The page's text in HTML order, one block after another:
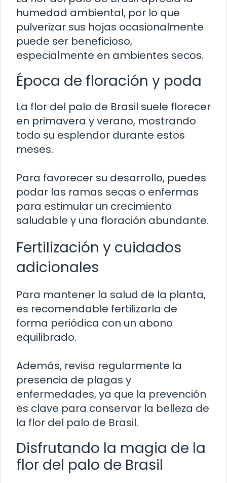
humedad ambiental, por lo que
pulverizar sus hojas ocasionalmente
puede ser beneficioso,
especialmente en ambientes secos.
Época de floración y poda
La flor del palo de Brasil suele florecer
en primavera y verano, mostrando
todo su esplendor durante estos
meses.
Para favorecer su desarrollo, puedes
podar las ramas secas o enfermas
para estimular un crecimiento
saludable y una floración abundante.
Fertilización y cuidados
adicionales
Para mantener la salud de la planta,
es recomendable fertilizarla de
forma periódica con un abono
equilibrado.
Además, revisa regularmente la
presencia de plagas y
enfermedades, ya que la prevención
es clave para conservar la belleza de
la flor del palo de Brasil.
Disfrutando la magia de la
flor del palo de Brasil